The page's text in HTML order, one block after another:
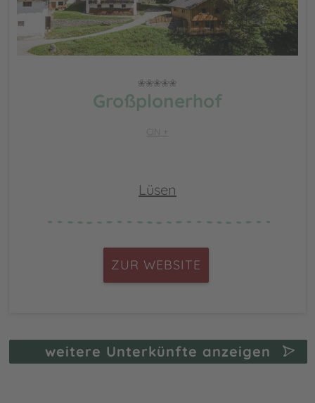
Großplonerhof
CIN +
Lüsen
ZUR WEBSITE
weitere Unterkünfte anzeigen